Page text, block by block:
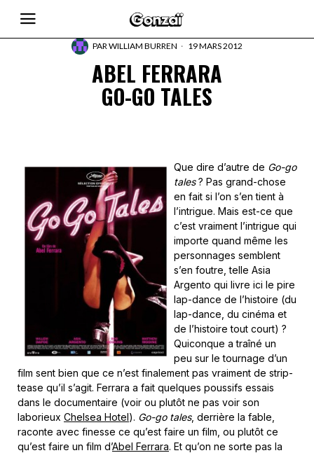
PARWILLIAM BURREN 19 MARS 2012
ABEL FERRARA
GO-GO TALES
Que dire d’autre de Go-go
tales? Pas grand-chose
en fait si l’on s’en tient à
l’intrigue. Mais est-ce que
c’est vraiment l’intrigue qui
importe quand même les
personnages semblent
s’en foutre, telle Asia
Argento qui livre ici le pire
lap-dance de l’histoire (du
lap-dance, du cinéma et
de l’histoire tout court) ?
Quiconque a traîné un
peu sur le tournage d’un
film sent bien que ce n’est finalement pas vraiment de strip-
tease qu’il s’agit. Ferrara a fait quelques poussifs essais
dans le documentaire (voir ou plutôt ne pas voir son
laborieux Chelsea Hotel). Go-go tales, derrière la fable,
raconte avec finesse ce qu’est faire un film, ou plutôt ce
qu’est faire un film d’Abel Ferrara. Et qu’on ne sorte pas la